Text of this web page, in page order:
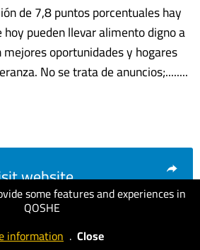
some features and experiences in
QOSHE
information . Close
de 7,8 puntos porcentuales hay
pueden llevar alimento digno a
oportunidades y hogares
No se trata de anuncios;........
website